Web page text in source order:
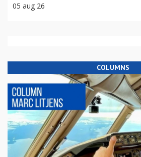
05 aug 26
COLUMNS